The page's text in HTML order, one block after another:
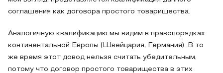
соглашения как договора простого товарищества.
Аналогичную квалификацию мы видим в правопорядках
континентальной Европы (Швейцария, Германия). В то
же время этот довод нельзя считать убедительным,
потому что договор простого товарищества в этих